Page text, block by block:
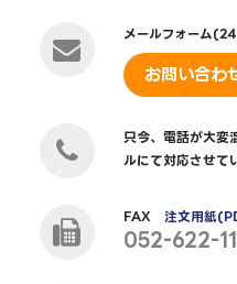
メールフォーム
お問い合わ
只今、電話が大変
ルにて対応させて
FAX注文用紙
052-622-